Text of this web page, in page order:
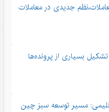
جدیدی در معاملات
بسیاری از پرونده‌ها
مسیر توسعه سبز چین